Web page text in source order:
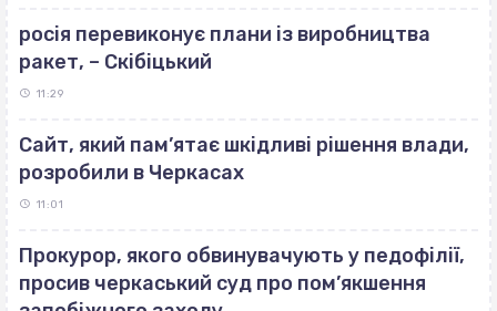
росія перевиконує плани із виробництва
ракет, – Скібіцький
11:29
Сайт, який пам’ятає шкідливі рішення влади,
розробили в Черкасах
11:01
Прокурор, якого обвинувачують у педофілії,
просив черкаський суд про пом’якшення